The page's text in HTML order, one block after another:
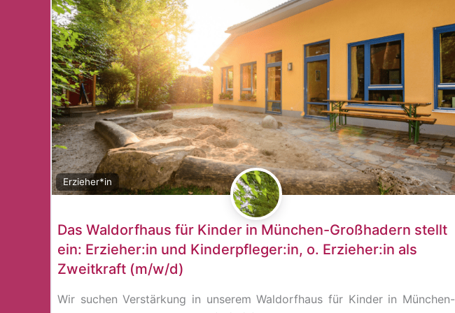
Erzieher*in
Das Waldorfhaus für Kinder in München-Großhadern stellt
ein: Erzieher:in und Kinderpfleger:in, o. Erzieher:in als
Zweitkraft (m/w/d)
Wir suchen Verstärkung in unserem Waldorfhaus für Kinder in München-